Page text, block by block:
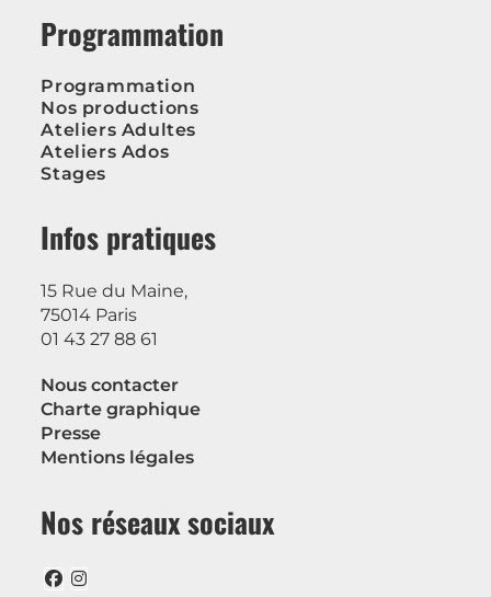
Programmation
Programmation
Nos productions
Ateliers Adultes
Ateliers Ados
Stages
Infos pratiques
15 Rue du Maine,
75014 Paris
01 43 27 88 61
Nous contacter
Charte graphique
Presse
Mentions légales
Nos réseaux sociaux